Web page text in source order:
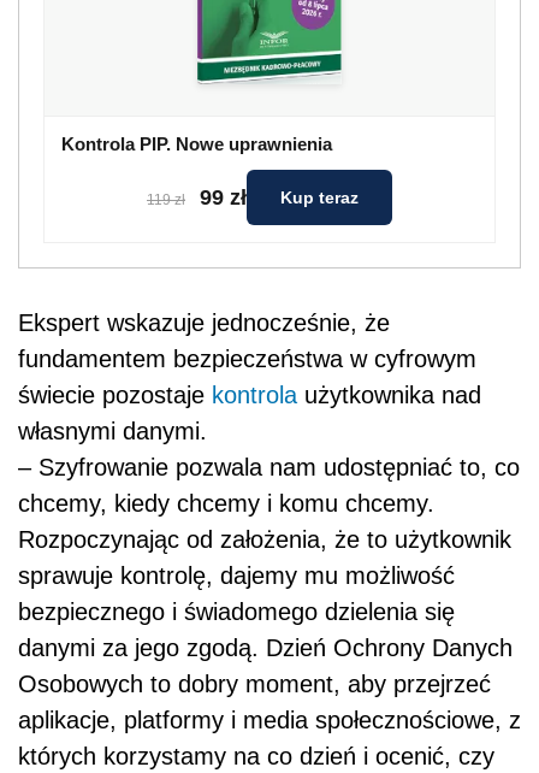
Kontrola PIP. Nowe uprawnienia
119 zł 99 zł Kup teraz
Ekspert wskazuje jednocześnie, że
fundamentem bezpieczeństwa w cyfrowym
świecie pozostaje kontrolaużytkownika nad
własnymi danymi.
– Szyfrowanie pozwala nam udostępniać to, co
chcemy, kiedy chcemy i komu chcemy.
Rozpoczynając od założenia, że to użytkownik
sprawuje kontrolę, dajemy mu możliwość
bezpiecznego i świadomego dzielenia się
danymi za jego zgodą. Dzień Ochrony Danych
Osobowych to dobry moment, aby przejrzeć
aplikacje, platformy i media społecznościowe, z
których korzystamy na co dzień i ocenić, czy